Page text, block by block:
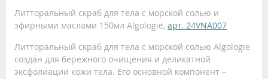
Литторальный скраб для тела с морской солью и
эфирными маслами 150мл Algologie, арт. 24VNA007
Литторальный скраб для тела с морской солью Algologie
создан для бережного очищения и деликатной
эксфолиации кожи тела. Его основной компонент –